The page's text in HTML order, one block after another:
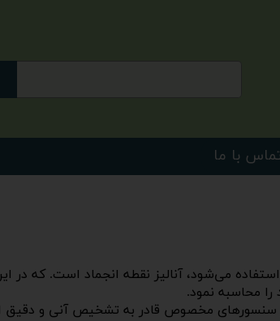
با ما
می‌شود، آنالیز نقطه انجماد است. که در
را محاسبه نمود.
سنسورهای مخصوص قادر به تشخیص آنی و دقیق